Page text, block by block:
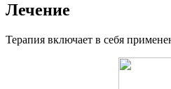
Лечение
Терапия включает в себя